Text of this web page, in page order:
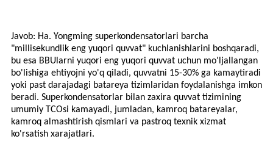
Javob: Ha. Yongming superkondensatorlari barcha
"millisekundlik eng yuqori quvvat" kuchlanishlarini boshqaradi,
bu esa BBUlarni yuqori eng yuqori quvvat uchun mo'ljallangan
bo'lishiga ehtiyojni yo'q qiladi, quvvatni 15-30% ga kamaytiradi
yoki past darajadagi batareya tizimlaridan foydalanishga imkon
beradi. Superkondensatorlar bilan zaxira quvvat tizimining
umumiy TCOsi kamayadi, jumladan, kamroq batareyalar,
kamroq almashtirish qismlari va pastroq texnik xizmat
ko'rsatish xarajatlari.